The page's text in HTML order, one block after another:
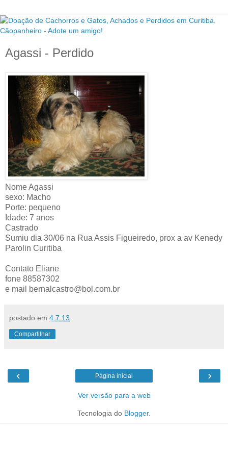
Agassi - Perdido
Nome Agassi
sexo: Macho
Porte: pequeno
Idade: 7 anos
Castrado
Sumiu dia 30/06 na Rua Assis Figueiredo, prox a av Kenedy
Parolin Curitiba
Contato Eliane
fone 88587302
e mail bernalcastro@bol.com.br
postado em 4.7.13
Compartilhar
‹ ›
Página inicial
Ver versão para a web
Tecnologia do Blogger.